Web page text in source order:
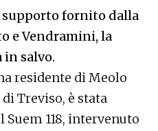
supporto fornito dalla
e Vendramini, la
salvo.
residente di Meolo
Treviso, è stata
118, intervenuto